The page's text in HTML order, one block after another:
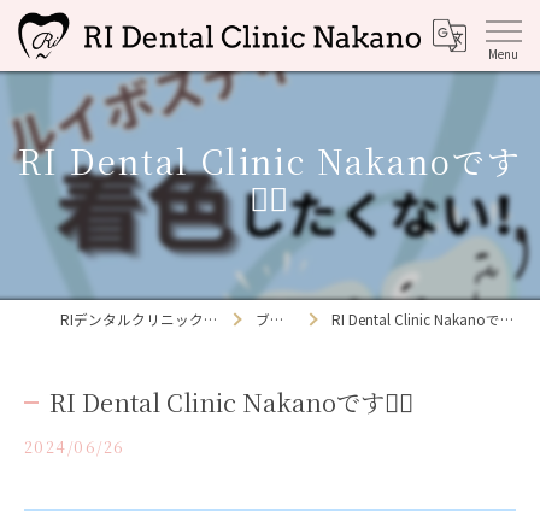
RI Dental Clinic Nakanoです
👩‍⚕️
RIデンタルクリニック中野 ブログ RI Dental Clinic Nakanoです👩‍⚕️
RI Dental Clinic Nakanoです👩‍⚕️
2024/06/26